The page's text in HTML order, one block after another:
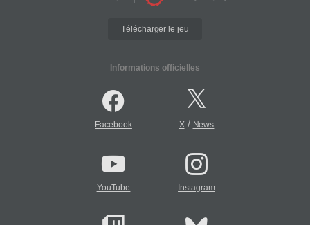
Télécharger le jeu
Informations officielles
Facebook X/ News
YouTube Instagram